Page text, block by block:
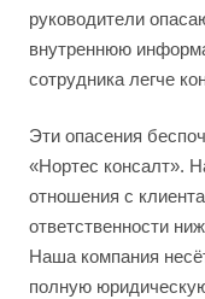
руководители
внутреннюю
сотрудника легче
Эти опасения
«Нортес консалт».
отношения с
ответственности
Наша компания
полную